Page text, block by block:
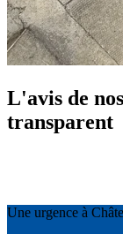
L'avis de
transparent
Une urgence à